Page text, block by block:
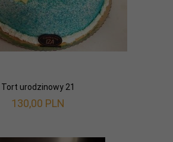
Tort urodzinowy 21
130,00 PLN